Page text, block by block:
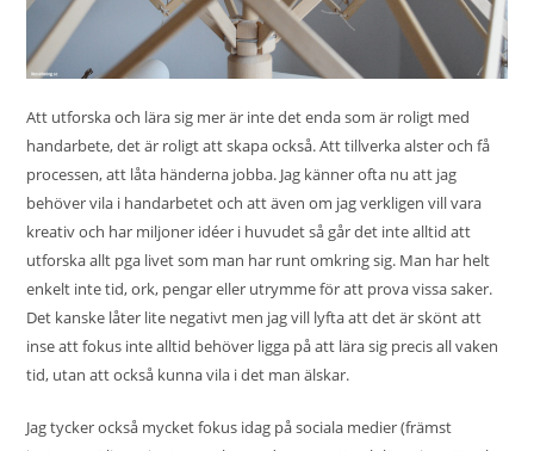
Att utforska och lära sig mer är inte det enda som är roligt med
handarbete, det är roligt att skapa också. Att tillverka alster och få
processen, att låta händerna jobba. Jag känner ofta nu att jag
behöver vila i handarbetet och att även om jag verkligen vill vara
kreativ och har miljoner idéer i huvudet så går det inte alltid att
utforska allt pga livet som man har runt omkring sig. Man har helt
enkelt inte tid, ork, pengar eller utrymme för att prova vissa saker.
Det kanske låter lite negativt men jag vill lyfta att det är skönt att
inse att fokus inte alltid behöver ligga på att lära sig precis all vaken
tid, utan att också kunna vila i det man älskar.
Jag tycker också mycket fokus idag på sociala medier (främst